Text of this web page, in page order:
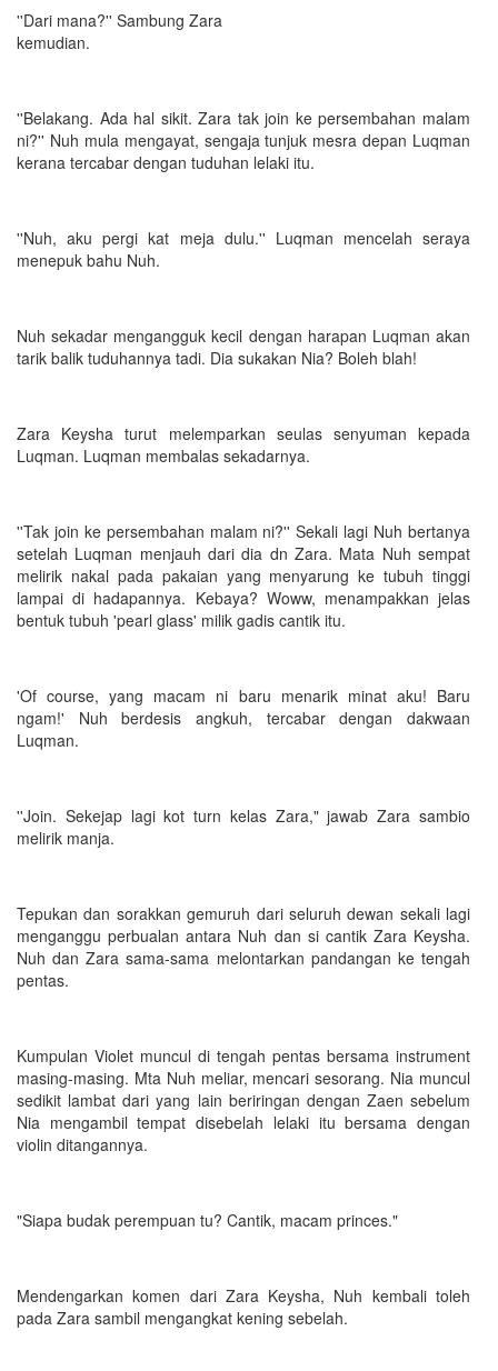
''Dari mana?'' Sambung Zara
kemudian.
''Belakang. Ada hal sikit. Zara tak join ke persembahan malam
ni?'' Nuh mula mengayat, sengaja tunjuk mesra depan Luqman
kerana tercabar dengan tuduhan lelaki itu.
''Nuh, aku pergi kat meja dulu.'' Luqman mencelah seraya
menepuk bahu Nuh.
Nuh sekadar mengangguk kecil dengan harapan Luqman akan
tarik balik tuduhannya tadi. Dia sukakan Nia? Boleh blah!
Zara Keysha turut melemparkan seulas senyuman kepada
Luqman. Luqman membalas sekadarnya.
''Tak join ke persembahan malam ni?'' Sekali lagi Nuh bertanya
setelah Luqman menjauh dari dia dn Zara. Mata Nuh sempat
melirik nakal pada pakaian yang menyarung ke tubuh tinggi
lampai di hadapannya. Kebaya? Woww, menampakkan jelas
bentuk tubuh 'pearl glass' milik gadis cantik itu.
'Of course, yang macam ni baru menarik minat aku! Baru
ngam!' Nuh berdesis angkuh, tercabar dengan dakwaan
Luqman.
''Join. Sekejap lagi kot turn kelas Zara," jawab Zara sambio
melirik manja.
Tepukan dan sorakkan gemuruh dari seluruh dewan sekali lagi
menganggu perbualan antara Nuh dan si cantik Zara Keysha.
Nuh dan Zara sama-sama melontarkan pandangan ke tengah
pentas.
Kumpulan Violet muncul di tengah pentas bersama instrument
masing-masing. Mta Nuh meliar, mencari sesorang. Nia muncul
sedikit lambat dari yang lain beriringan dengan Zaen sebelum
Nia mengambil tempat disebelah lelaki itu bersama dengan
violin ditangannya.
"Siapa budak perempuan tu? Cantik, macam princes."
Mendengarkan komen dari Zara Keysha, Nuh kembali toleh
pada Zara sambil mengangkat kening sebelah.